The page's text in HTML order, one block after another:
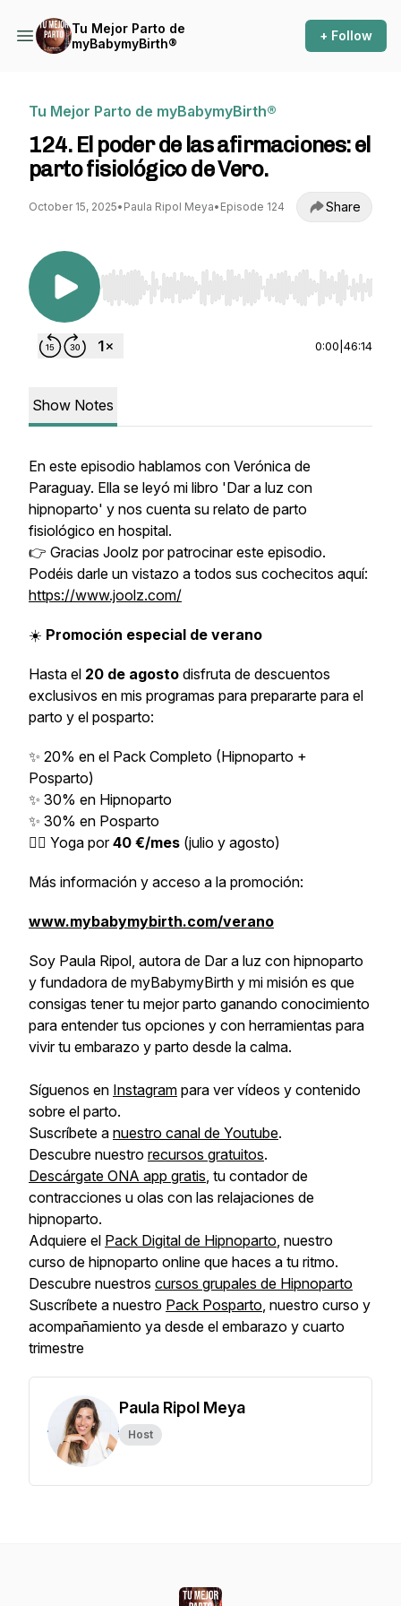
Tu Mejor Parto de
myBabymyBirth®
+ Follow
Tu Mejor Parto de myBabymyBirth®
124. El poder de las afirmaciones: el
parto fisiológico de Vero.
October 15, 2025• Paula Ripol Meya• Episode 124 Share
Use Left/Right to seek, Home/End to jump to
0:00 46:14
Show Notes
En este episodio hablamos con Verónica de
Paraguay. Ella se leyó mi libro 'Dar a luz con
hipnoparto' y nos cuenta su relato de parto
fisiológico en hospital.
👉 Gracias Joolz por patrocinar este episodio.
Podéis darle un vistazo a todos sus cochecitos aquí:
https://www.joolz.com/
☀️ Promoción especial de verano
Hasta el 20 de agosto disfruta de descuentos
exclusivos en mis programas para prepararte para el
parto y el posparto:
✨ 20% en el Pack Completo (Hipnoparto +
Posparto)
✨ 30% en Hipnoparto
✨ 30% en Posparto
🧘‍♀️ Yoga por40 €/mes (julio y agosto)
Más información y acceso a la promoción:
www.mybabymybirth.com/verano
Soy Paula Ripol, autora de Dar a luz con hipnoparto
y fundadora de myBabymyBirth y mi misión es que
consigas tener tu mejor parto ganando conocimiento
para entender tus opciones y con herramientas para
vivir tu embarazo y parto desde la calma.
Síguenos en Instagram para ver vídeos y contenido
sobre el parto.
Suscríbete a nuestro canal de Youtube.
Descubre nuestro recursos gratuitos.
Descárgate ONA app gratis, tu contador de
contracciones u olas con las relajaciones de
hipnoparto.
Adquiere el Pack Digital de Hipnoparto, nuestro
curso de hipnoparto online que haces a tu ritmo.
Descubre nuestros cursos grupales de Hipnoparto
Suscríbete a nuestro Pack Posparto, nuestro curso y
acompañamiento ya desde el embarazo y cuarto
trimestre
Paula Ripol Meya
Host